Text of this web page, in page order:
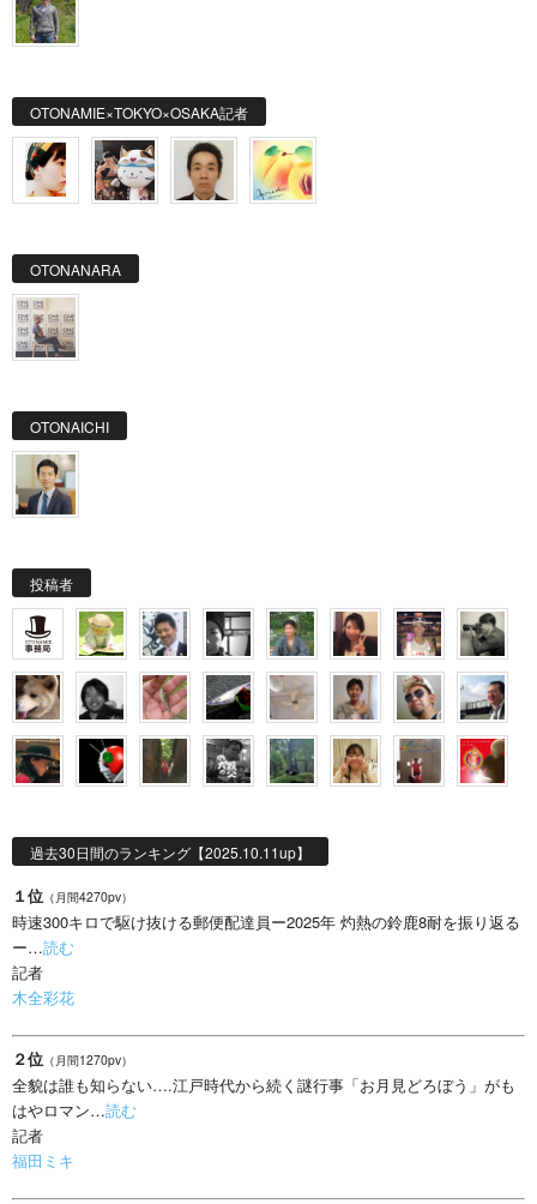
OTONAMIE×TOKYO×OSAKA記者
OTONANARA
OTONAICHI
投稿者
過去30日間のランキング【2025.10.11up】
１位 （月間4270pv）
時速300キロで駆け抜ける郵便配達員ー2025年 灼熱の鈴鹿8耐を振り返る
ー…読む
記者
木全彩花
２位 （月間1270pv）
全貌は誰も知らない….江戸時代から続く謎行事「お月見どろぼう」がも
はやロマン…読む
記者
福田ミキ